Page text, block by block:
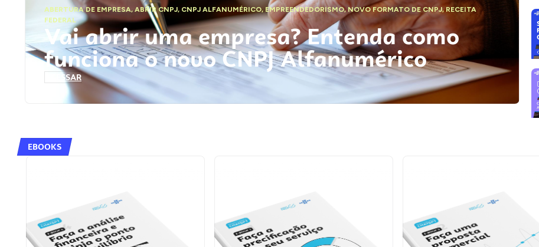
ABERTURA DE EMPRESA,ABRIR CNPJ, CNPJ ALFANUMÉRICO, EMPREENDEDORISMO,NOVO FORMATO DE CNPJ,RECEITA
FEDERAL
Vai abrir uma empresa? Entenda como
funciona o novo CNPJ Alfanumérico
ACESSAR
EBOOKS